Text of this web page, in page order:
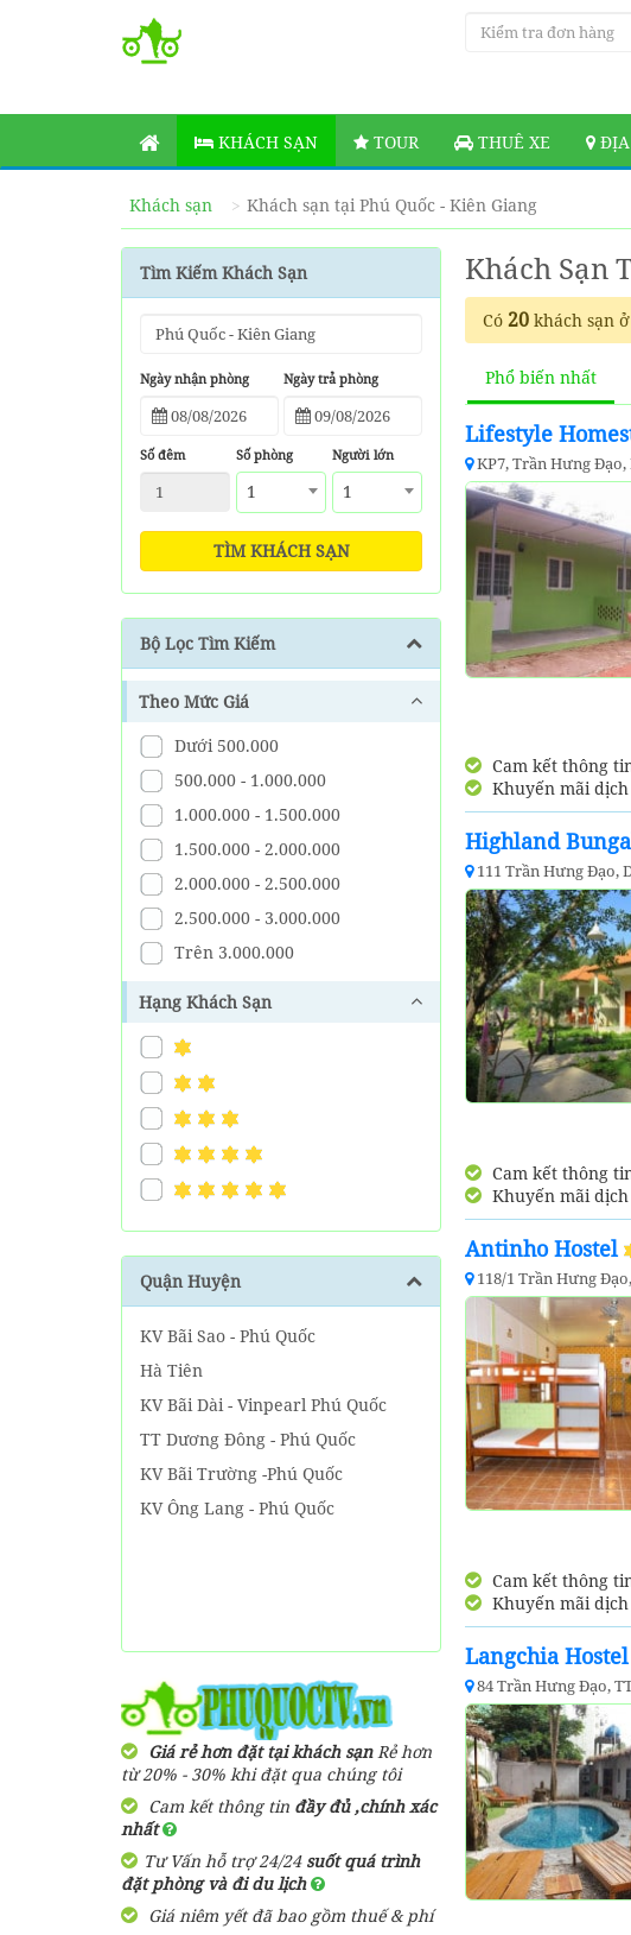
KHÁCH SẠN TOUR THUÊ XE
Khách sạn Khách sạn tại Phú Quốc - Kiên Giang
Tìm Kiếm Khách Sạn
Ngày nhận phòng Ngày trả phòng
Số đêm Số phòng
1
Người lớn
1
TÌM KHÁCH SẠN
Bộ Lọc Tìm Kiếm
Theo Mức Giá
Dưới 500.000
500.000 - 1.000.000
1.000.000 - 1.500.000
1.500.000 - 2.000.000
2.000.000 - 2.500.000
2.500.000 - 3.000.000
Trên 3.000.000
Hạng Khách Sạn
Quận Huyện
KV Bãi Sao - Phú Quốc
Hà Tiên
KV Bãi Dài - Vinpearl Phú Quốc
TT Dương Đông - Phú Quốc
KV Bãi Trường -Phú Quốc
KV Ông Lang - Phú Quốc
Giá rẻ hơn đặt tại khách sạnRẻ hơn
từ 20% - 30% khi đặt qua chúng tôi
Cam kết thông tin đầy đủ ,chính xác
nhất
Tư Vấn hỗ trợ 24/24 suốt quá trình
đặt phòng và đi du lịch
Giá niêm yết đã bao gồm thuế & phí
Khách Sạn
Có 20 khách sạn
Phổ biến nhất
Lifestyle
KP7, Trần Hưng
Cam kết thông
Khuyến mãi
Highland
111 Trần Hưng Đạo,
Cam kết thông
Khuyến mãi
Antinho Hostel
118/1 Trần Hưng
Cam kết thông
Khuyến mãi
Langchia
84 Trần Hưng Đạo,